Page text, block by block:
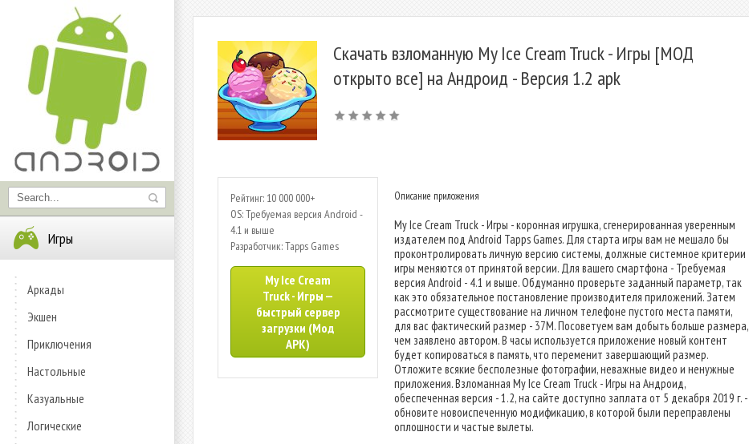
Игры
Аркады
Экшен
Приключения
Настольные
Казуальные
Логические
Скачать взломанную My Ice Cream Truck - Игры [МОД
открыто все] на Андроид - Версия 1.2 apk
Рейтинг: 10 000 000+
OS: Требуемая версия Android -
4.1 и выше
Разработчик: Tapps Games
My Ice Cream
Truck - Игры —
быстрый сервер
загрузки (Мод
APK)
Описание приложения
My Ice Cream Truck - Игры - коронная игрушка, сгенерированная уверенным
издателем под Android Tapps Games. Для старта игры вам не мешало бы
проконтролировать личную версию системы, должные системное критерии
игры меняются от принятой версии. Для вашего смартфона - Требуемая
версия Android - 4.1 и выше. Обдуманно проверьте заданный параметр, так
как это обязательное постановление производителя приложений. Затем
рассмотрите существование на личном телефоне пустого места памяти,
для вас фактический размер - 37M. Посоветуем вам добыть больше размера,
чем заявлено автором. В часы используется приложение новый контент
будет копироваться в память, что переменит завершающий размер.
Отложите всякие бесполезные фотографии, неважные видео и ненужные
приложения. Взломанная My Ice Cream Truck - Игры на Андроид,
обеспеченная версия - 1.2, на сайте доступно заплата от 5 декабря 2019 г. -
обновите новоиспеченную модификацию, в которой были переправлены
оплошности и частые вылеты.